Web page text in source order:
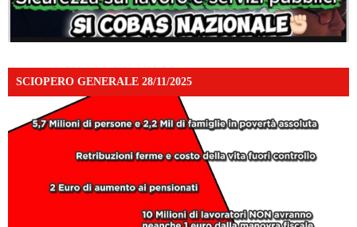
SCIOPERO GENERALE 28/11/2025